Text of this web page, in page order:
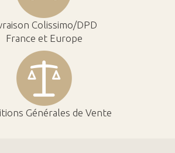
Colissimo/DPD
France et Europe
Générales de Vente